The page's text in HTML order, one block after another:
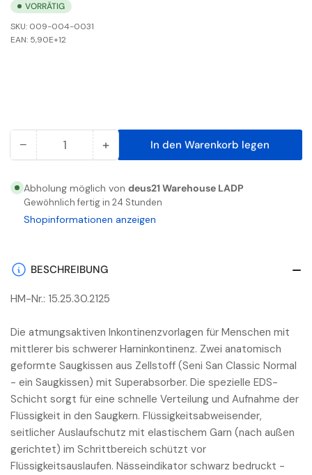
VORRÄTIG
SKU: 009-004-0031
EAN: 5,90E+12
− Menge
für
Seni
San
30er
Anzahl +Menge
für
Seni
San
30er
In den Warenkorb legen
Abholung möglich von deus21 Warehouse LADP
Gewöhnlich fertig in 24 Stunden
Shopinformationen anzeigen
BESCHREIBUNG
HM-Nr.: 15.25.30.2125
Die atmungsaktiven Inkontinenzvorlagen für Menschen mit
mittlerer bis schwerer Harninkontinenz. Zwei anatomisch
geformte Saugkissen aus Zellstoff (Seni San Classic Normal
- ein Saugkissen) mit Superabsorber. Die spezielle EDS-
Schicht sorgt für eine schnelle Verteilung und Aufnahme der
Flüssigkeit in den Saugkern. Flüssigkeitsabweisender,
seitlicher Auslaufschutz mit elastischem Garn (nach außen
gerichtet) im Schrittbereich schützt vor
Flüssigkeitsauslaufen. Nässeindikator schwarz bedruckt -